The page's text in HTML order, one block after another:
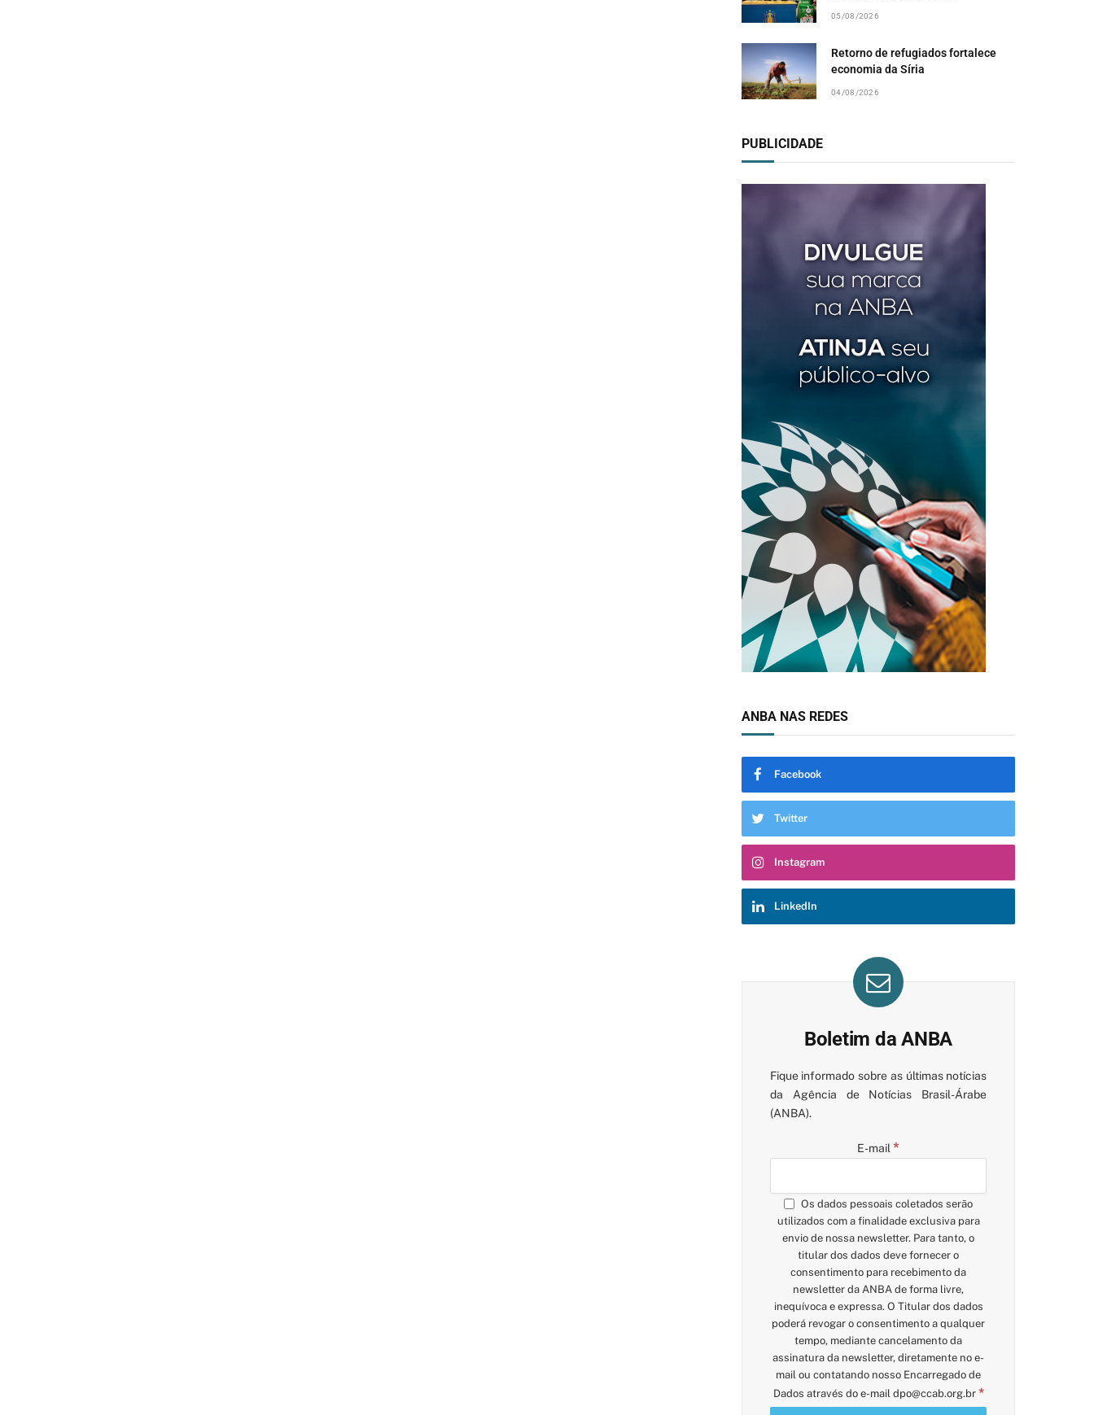
05/08/2026
Retorno de refugiados fortalece
economia da Síria
04/08/2026
PUBLICIDADE
ANBA NAS REDES
Facebook
Twitter
Instagram
LinkedIn
Boletim da ANBA
Fique informado sobre as últimas notícias
da Agência de Notícias Brasil-Árabe
(ANBA).
E-mail *
Os dados pessoais coletados serão
utilizados com a finalidade exclusiva para
envio de nossa newsletter. Para tanto, o
titular dos dados deve fornecer o
consentimento para recebimento da
newsletter da ANBA de forma livre,
inequívoca e expressa. O Titular dos dados
poderá revogar o consentimento a qualquer
tempo, mediante cancelamento da
assinatura da newsletter, diretamente no e-
mail ou contatando nosso Encarregado de
Dados através do e-mail dpo@ccab.org.br *